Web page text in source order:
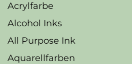
Acrylfarbe
Alcohol Inks
All Purpose Ink
Aquarellfarben